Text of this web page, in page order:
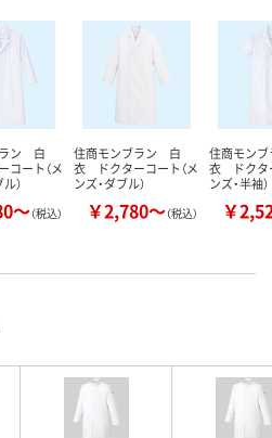
ン 白
ート（メ
）
～（税込）
住商モンブラン 白
衣 ドクターコート（メ
ンズ・ダブル）
￥2,780～（税込）
住商モン
衣 ドクタ
ンズ・半袖）
￥